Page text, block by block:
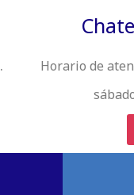
.
Horario de